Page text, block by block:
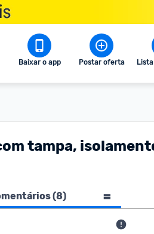
Baixar o app Postar oferta
tampa,
(8)